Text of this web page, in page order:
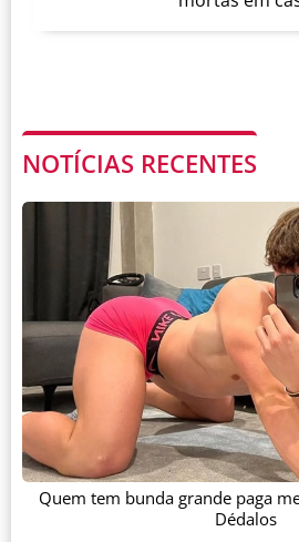
NOTÍCIAS RECENTES
Quem tem bunda grande paga
Dédalos